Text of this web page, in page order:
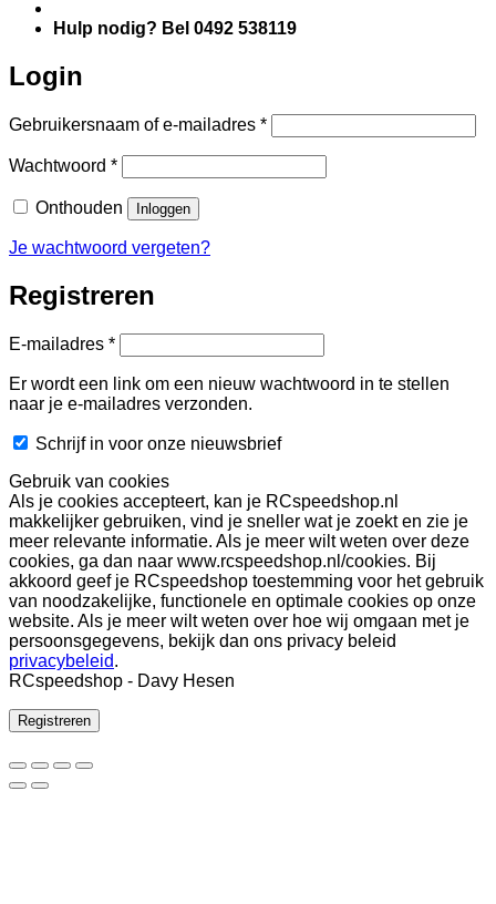
Hulp nodig? Bel 0492 538119
Login
Gebruikersnaam of e-mailadres *Vereist
Wachtwoord *Vereist
Onthouden Inloggen
Je wachtwoord vergeten?
Registreren
E-mailadres *Vereist
Er wordt een link om een nieuw wachtwoord in te stellen
naar je e-mailadres verzonden.
Schrijf in voor onze nieuwsbrief
Gebruik van cookies
Als je cookies accepteert, kan je RCspeedshop.nl
makkelijker gebruiken, vind je sneller wat je zoekt en zie je
meer relevante informatie. Als je meer wilt weten over deze
cookies, ga dan naar www.rcspeedshop.nl/cookies. Bij
akkoord geef je RCspeedshop toestemming voor het gebruik
van noodzakelijke, functionele en optimale cookies op onze
website. Als je meer wilt weten over hoe wij omgaan met je
persoonsgegevens, bekijk dan ons privacy beleid
privacybeleid.
RCspeedshop - Davy Hesen
Registreren